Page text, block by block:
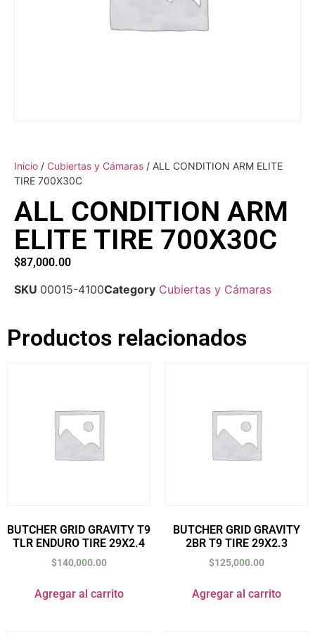
Inicio / Cubiertas y Cámaras / ALL CONDITION ARM ELITE
TIRE 700X30C
ALL CONDITION ARM
ELITE TIRE 700X30C
$87,000.00
SKU 00015-4100Category Cubiertas y Cámaras
Productos relacionados
BUTCHER GRID GRAVITY T9
TLR ENDURO TIRE 29X2.4
$140,000.00
Agregar al carrito
BUTCHER GRID GRAVITY
2BR T9 TIRE 29X2.3
$125,000.00
Agregar al carrito